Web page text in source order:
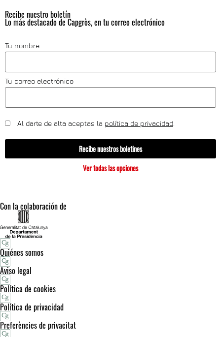
Recibe nuestro boletín
Lo más destacado de Capgròs, en tu correo electrónico
Tu nombre
Tu correo electrónico
Al darte de alta aceptas la política de privacidad
Recibe nuestros boletines
Ver todas las opciones
Con la colaboración de
Quiénes somos
Aviso legal
Política de cookies
Política de privacidad
Preferències de privacitat